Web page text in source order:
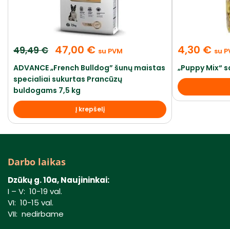
49,49€ 47,00 € su PVM
ADVANCE „French Bulldog” šunų maistas
specialiai sukurtas Prancūzų
buldogams 7,5 kg
Į krepšelį
4,30 € su
„Puppy Mix“
Darbo laikas
Dzūkų g. 10a, Naujininkai:
I – V: 10-19 val.
VI: 10-15 val.
VII: nedirbame